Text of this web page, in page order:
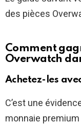
des pièces
Comment
Overwatch
Achetez-les
C’est une
monnaie